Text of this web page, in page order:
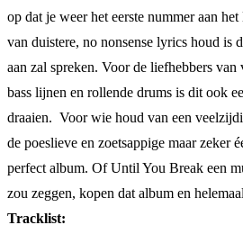
op dat je weer het eerste nummer aan
van duistere, no nonsense lyrics houd is
aan zal spreken. Voor de liefhebbers
bass lijnen en rollende drums is dit ook
draaien. Voor wie houd van een
de poeslieve en zoetsappige maar zeker
perfect album. Of Until You Break een
zou zeggen, kopen dat album en
Tracklist: